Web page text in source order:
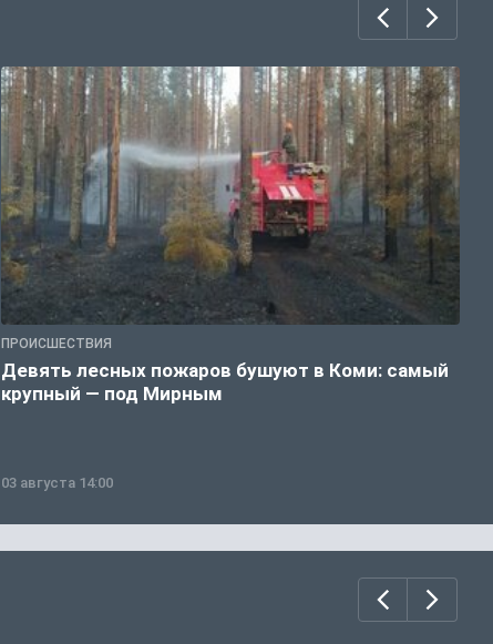
ПРОИСШЕСТВИЯ
Девять лесных пожаров бушуют в Коми: самый
крупный — под Мирным
03 августа 14:00